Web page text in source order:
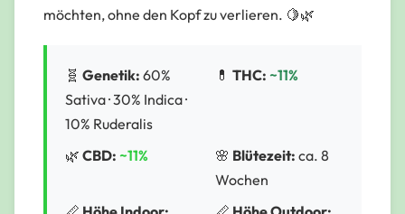
möchten, ohne den Kopf zu verlieren. 🍋🌿
🧬 Genetik: 60%
Sativa · 30% Indica ·
10% Ruderalis
💊 THC: ~11%
🌿 CBD: ~11% 🌸 Blütezeit: ca. 8
Wochen